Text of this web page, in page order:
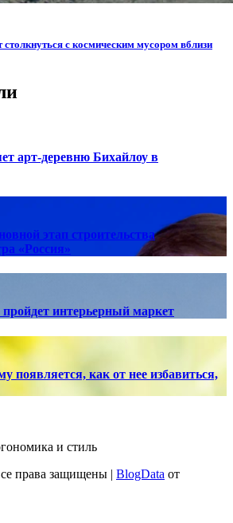
с космическим мусором вблизи
арт-деревню Бихайлоу в
этап строительства
«Россия»
интерьерный маркет
появляется, как от нее избавиться,
и стиль
права защищены | BlogData от